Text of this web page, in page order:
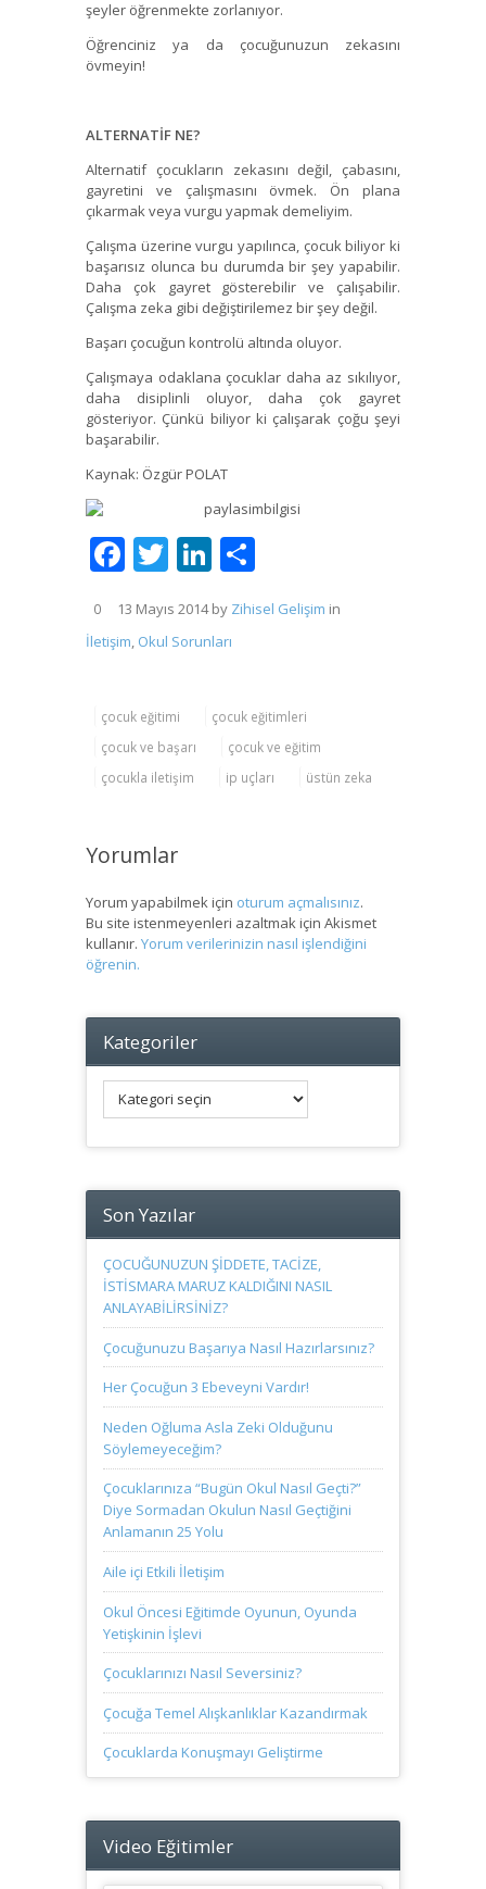
şeyler öğrenmekte zorlanıyor.
Öğrenciniz ya da çocuğunuzun zekasını
övmeyin!
ALTERNATİF NE?
Alternatif çocukların zekasını değil, çabasını,
gayretini ve çalışmasını övmek. Ön plana
çıkarmak veya vurgu yapmak demeliyim.
Çalışma üzerine vurgu yapılınca, çocuk biliyor ki
başarısız olunca bu durumda bir şey yapabilir.
Daha çok gayret gösterebilir ve çalışabilir.
Çalışma zeka gibi değiştirilemez bir şey değil.
Başarı çocuğun kontrolü altında oluyor.
Çalışmaya odaklana çocuklar daha az sıkılıyor,
daha disiplinli oluyor, daha çok gayret
gösteriyor. Çünkü biliyor ki çalışarak çoğu şeyi
başarabilir.
Kaynak: Özgür POLAT
Facebook
TwitterLinkedIn
0 13 Mayıs 2014by Zihisel Gelişim in
İletişim, Okul Sorunları
çocuk eğitimi
çocuk eğitimleri
çocuk ve başarı
çocuk ve eğitim
çocukla iletişim
ip uçları üstün zeka
Yorumlar
Yorum yapabilmek için oturum açmalısınız.
Bu site istenmeyenleri azaltmak için Akismet
kullanır. Yorum verilerinizin nasıl işlendiğini
öğrenin.
Kategoriler
Son Yazılar
ÇOCUĞUNUZUN ŞİDDETE, TACİZE,
İSTİSMARA MARUZ KALDIĞINI NASIL
ANLAYABİLİRSİNİZ?
Çocuğunuzu Başarıya Nasıl Hazırlarsınız?
Her Çocuğun 3 Ebeveyni Vardır!
Neden Oğluma Asla Zeki Olduğunu
Söylemeyeceğim?
Çocuklarınıza “Bugün Okul Nasıl Geçti?”
Diye Sormadan Okulun Nasıl Geçtiğini
Anlamanın 25 Yolu
Aile içi Etkili İletişim
Okul Öncesi Eğitimde Oyunun, Oyunda
Yetişkinin İşlevi
Çocuklarınızı Nasıl Seversiniz?
Çocuğa Temel Alışkanlıklar Kazandırmak
Çocuklarda Konuşmayı Geliştirme
Video Eğitimler